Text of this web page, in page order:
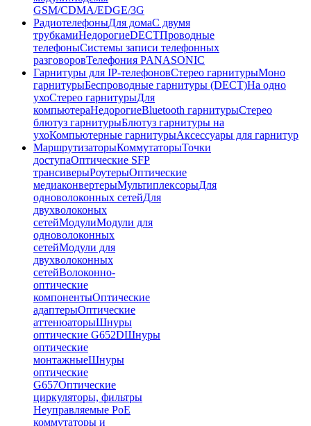
GSM/CDMA/EDGE/3G
РадиотелефоныДля домаС двумя
трубкамиНедорогиеDECTПроводные
телефоныСистемы записи телефонных
разговоровТелефония PANASONIC
Гарнитуры для IP-телефоновСтерео гарнитурыМоно
гарнитурыБеспроводные гарнитуры (DECT)На одно
ухоСтерео гарнитурыДля
компьютераНедорогиеBluetooth гарнитурыСтерео
блютуз гарнитурыБлютуз гарнитуры на
ухоКомпьютерные гарнитурыАксессуары для гарнитур
МаршрутизаторыКоммутаторыТочки
доступаОптические SFP
трансиверыРоутерыОптические
медиаконвертерыМультиплексорыДля
одноволоконных сетейДля
двухволоконых
сетейМодулиМодули для
одноволоконных
сетейМодули для
двухволоконных
сетейВолоконно-
оптические
компонентыОптические
адаптерыОптические
аттенюаторыШнуры
оптические G652DШнуры
оптические
монтажныеШнуры
оптические
G657Оптические
циркуляторы, фильтры
Неуправляемые PoE
коммутаторы и